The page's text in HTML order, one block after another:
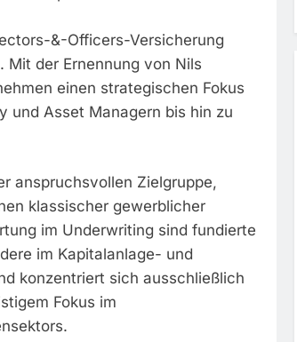
&-Officers-Versicherung
der Ernennung von Nils
einen strategischen Fokus
und Asset Managern bis hin zu
anspruchsvollen Zielgruppe,
klassischer gewerblicher
im Underwriting sind fundierte
im Kapitalanlage- und
konzentriert sich ausschließlich
Fokus im